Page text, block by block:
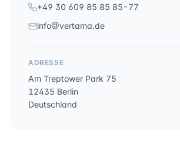
+49 30 609 85 85 85-77
info@vertama.de
ADRESSE
Am Treptower Park 75
12435 Berlin
Deutschland